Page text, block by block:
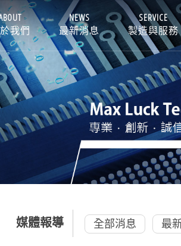
我們
NEWS
最新消息
SERVICE
製造與服務
媒體報導 全部消息 最